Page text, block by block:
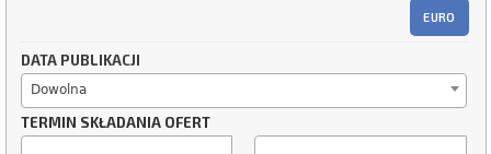
EURO
DATA PUBLIKACJI
Dowolna
TERMIN SKŁADANIA OFERT